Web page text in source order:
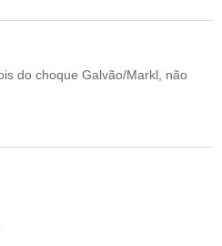
do choque Galvão/Markl, não